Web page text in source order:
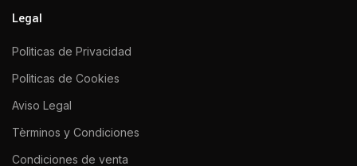
Legal
Polìticas de Privacidad
Polìticas de Cookies
Aviso Legal
Tèrminos y Condiciones
Condiciones de venta